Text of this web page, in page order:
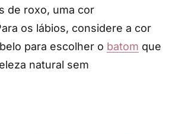
de roxo, uma cor
os lábios, considere a cor
para escolher o batom que
natural sem